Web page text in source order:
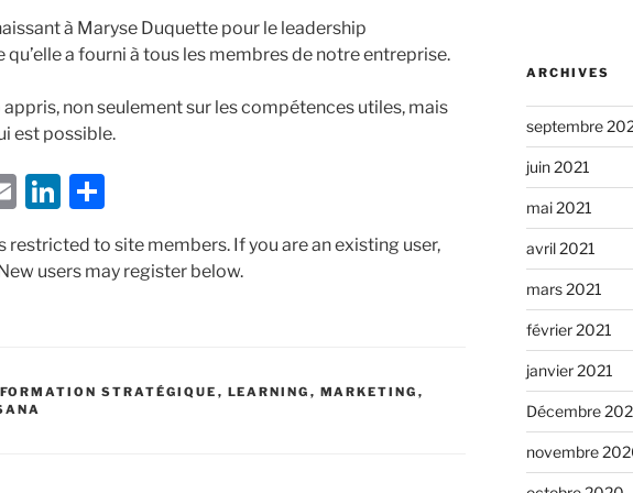
à Maryse Duquette pour le leadership
a fourni à tous les membres de notre entreprise.
appris, non seulement sur les compétences utiles, mais
est possible.
E
m
ai
Li
n
k
h
ar
restricted to site members. If you are an existing user,
users may register below.
FORMATION STRATÉGIQUE , LEARNING , MARKETING ,
ARCHIVES
septembre
juin 2021
mai 2021
avril 2021
mars 2021
février 2021
janvier 2021
Décembre
novembre